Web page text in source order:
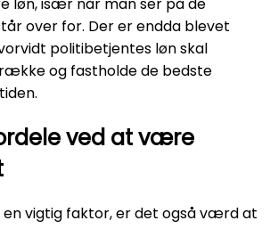
løn, især når man ser på de
over for. Der er endda blevet
politibetjentes løn skal
og fastholde de bedste
ved at være
en vigtig faktor, er det også værd at